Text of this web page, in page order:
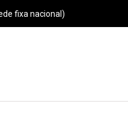
fixa nacional)